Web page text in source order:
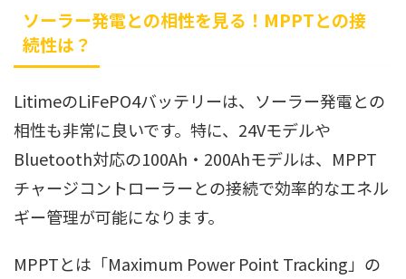
ソーラー発電との相性を見る！MPPTとの接
続性は？
LitimeのLiFePO4バッテリーは、ソーラー発電との
相性も非常に良いです。特に、24Vモデルや
Bluetooth対応の100Ah・200Ahモデルは、MPPT
チャージコントローラーとの接続で効率的なエネル
ギー管理が可能になります。
MPPTとは「Maximum Power Point Tracking」の